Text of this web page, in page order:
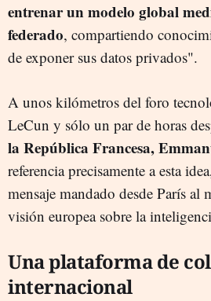
entrenar un modelo global
federado, compartiendo
de exponer sus datos privados".
A unos kilómetros del foro
LeCun y sólo un par de horas
la República Francesa,
referencia precisamente a esta
mensaje mandado desde París al
visión europea sobre la
Una plataforma de
internacional